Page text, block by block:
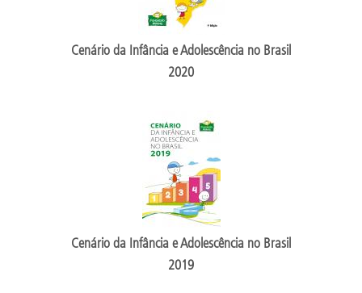
Cenário da Infância e Adolescência no Brasil
2020
Cenário da Infância e Adolescência no Brasil
2019